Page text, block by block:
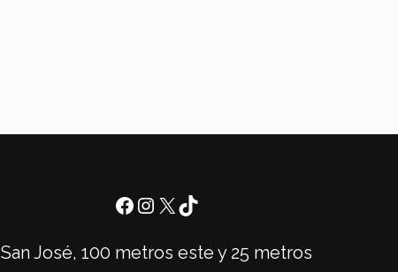
San José, 100 metros este y 25 metros